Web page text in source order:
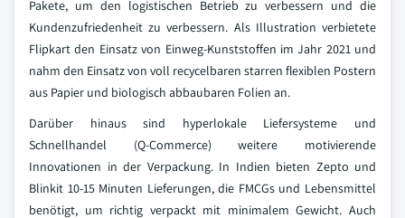
Pakete, um den logistischen Betrieb zu verbessern und die
Kundenzufriedenheit zu verbessern. Als Illustration verbietete
Flipkart den Einsatz von Einweg-Kunststoffen im Jahr 2021 und
nahm den Einsatz von voll recycelbaren starren flexiblen Postern
aus Papier und biologisch abbaubaren Folien an.
Darüber hinaus sind hyperlokale Liefersysteme und
Schnellhandel (Q-Commerce) weitere motivierende
Innovationen in der Verpackung. In Indien bieten Zepto und
Blinkit 10-15 Minuten Lieferungen, die FMCGs und Lebensmittel
benötigt, um richtig verpackt mit minimalem Gewicht. Auch